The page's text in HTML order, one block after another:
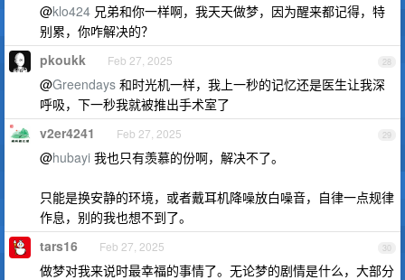
@klo424 兄弟和你一样啊，我天天做梦，因为醒来都记得，特
别累，你咋解决的？
28
pkoukk Feb 27, 2025
@Greendays 和时光机一样，我上一秒的记忆还是医生让我深
呼吸，下一秒我就被推出手术室了
29
v2er4241 Feb 27, 2025
@hubayi 我也只有羡慕的份啊，解决不了。
只能是换安静的环境，或者戴耳机降噪放白噪音，自律一点规律
作息，别的我也想不到了。
30
tars16 Feb 27, 2025
做梦对我来说时最幸福的事情了。无论梦的剧情是什么，大部分